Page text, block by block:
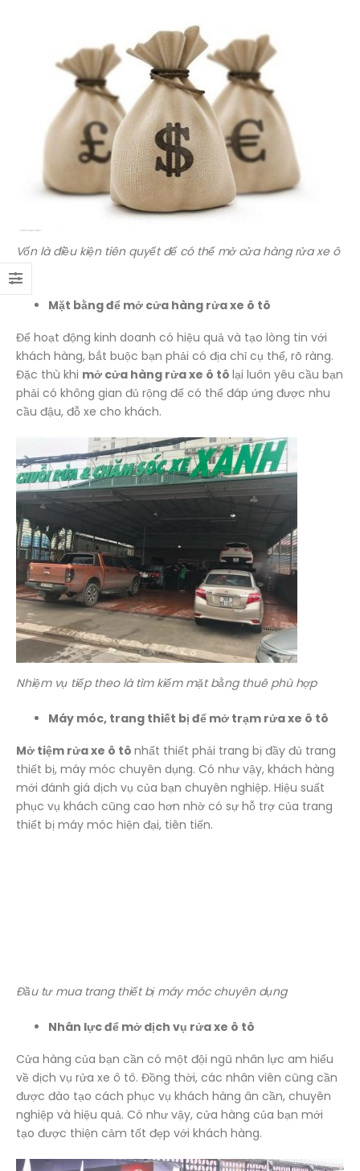
Vốn là điều kiện tiên quyết để có thể mở cửa hàng rửa xe ô
tô
Mặt bằng để mở cửa hàng rửa xe ô tô
Để hoạt động kinh doanh có hiệu quả và tạo lòng tin với
khách hàng, bắt buộc bạn phải có địa chỉ cụ thể, rõ ràng.
Đặc thù khi mở cửa hàng rửa xe ô tô lại luôn yêu cầu bạn
phải có không gian đủ rộng để có thể đáp ứng được nhu
cầu đậu, đỗ xe cho khách.
Nhiệm vụ tiếp theo là tìm kiếm mặt bằng thuê phù hợp
Máy móc, trang thiết bị để mở trạm rửa xe ô tô
Mở tiệm rửa xe ô tô nhất thiết phải trang bị đầy đủ trang
thiết bị, máy móc chuyên dụng. Có như vậy, khách hàng
mới đánh giá dịch vụ của bạn chuyên nghiệp. Hiệu suất
phục vụ khách cũng cao hơn nhờ có sự hỗ trợ của trang
thiết bị máy móc hiện đại, tiên tiến.
Đầu tư mua trang thiết bị máy móc chuyên dụng
Nhân lực để mở dịch vụ rửa xe ô tô
Cửa hàng của bạn cần có một đội ngũ nhân lực am hiểu
về dịch vụ rửa xe ô tô. Đồng thời, các nhân viên cũng cần
được đào tạo cách phục vụ khách hàng ân cần, chuyên
nghiệp và hiệu quả. Có như vậy, cửa hàng của bạn mới
tạo được thiện cảm tốt đẹp với khách hàng.